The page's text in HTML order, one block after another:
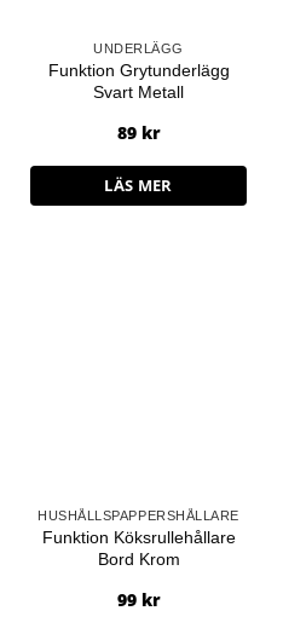
UNDERLÄGG
Funktion Grytunderlägg
Svart Metall
89 kr
LÄS MER
HUSHÅLLSPAPPERSHÅLLARE
Funktion Köksrullehållare
Bord Krom
99 kr